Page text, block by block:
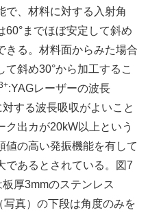
で、材料に対する入射角
60°までほぼ安定して斜め
きる。材料面からみた場合
斜め30°から加工するこ
:YAGレーザーの波長
対する波長吸収がよいこと
ク出カが20kW以上という
値の高い発振機能を有して
であるとされている。図7
板厚3mmのステンレス
写真）の下段は角度のみを